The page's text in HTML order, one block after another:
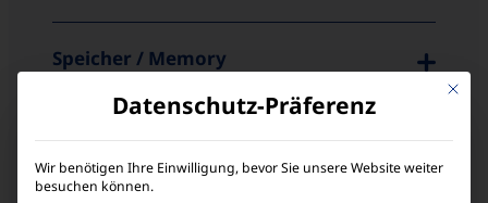
Speicher / Memory
Mit
Datenschutz-Präferenz
Wir benötigen Ihre Einwilligung, bevor Sie unsere Website weiter
besuchen können.